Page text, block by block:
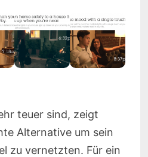
teuer sind, zeigt
Alternative um sein
zu vernetzten. Für ein